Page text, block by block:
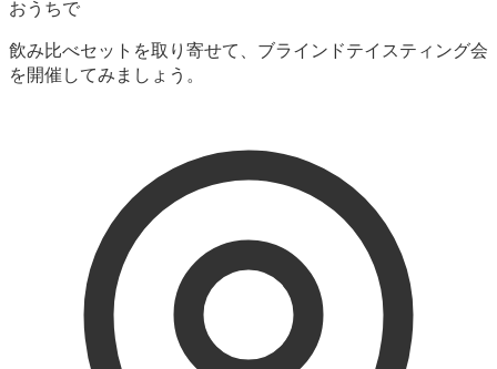
おうちで
飲み比べセットを取り寄せて、ブラインドテイスティング会
を開催してみましょう。